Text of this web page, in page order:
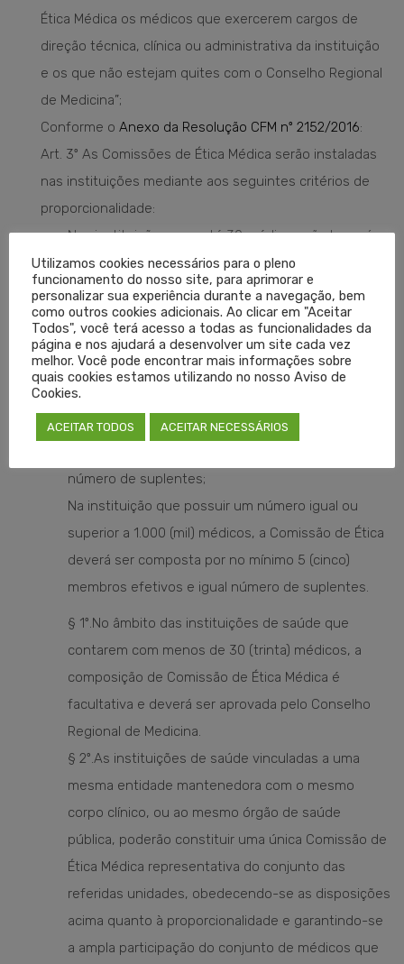
Ética Médica os médicos que exercerem cargos de
direção técnica, clínica ou administrativa da instituição
e os que não estejam quites com o Conselho Regional
de Medicina”;
Conforme o Anexo da Resolução CFM nº 2152/2016:
Art. 3º As Comissões de Ética Médica serão instaladas
nas instituições mediante aos seguintes critérios de
proporcionalidade:
Nas instituições com até 30 médicos não haverá a
obrigatoriedade de constituição de Comissão de
Ética Médica, cabendo ao diretor clínico, se houver,
ou ao diretor técnico, encaminhar as demandas
éticas ao Conselho Regional de Medicina;
Na instituição que possuir de 31 (trinta e um) a 999
(novecentos e noventa e nove) médicos, a
Comissão de Ética Médica deverá ser composta por
número de suplentes;
Na instituição que possuir um número igual ou
superior a 1.000 (mil) médicos, a Comissão de Ética
deverá ser composta por no mínimo 5 (cinco)
membros efetivos e igual número de suplentes.
§ 1º.No âmbito das instituições de saúde que
contarem com menos de 30 (trinta) médicos, a
composição de Comissão de Ética Médica é
facultativa e deverá ser aprovada pelo Conselho
Regional de Medicina.
§ 2º.As instituições de saúde vinculadas a uma
mesma entidade mantenedora com o mesmo
corpo clínico, ou ao mesmo órgão de saúde
pública, poderão constituir uma única Comissão de
Ética Médica representativa do conjunto das
referidas unidades, obedecendo-se as disposições
acima quanto à proporcionalidade e garantindo-se
a ampla participação do conjunto de médicos que
Utilizamos cookies necessários para o pleno
funcionamento do nosso site, para aprimorar e
personalizar sua experiência durante a navegação, bem
como outros cookies adicionais. Ao clicar em "Aceitar
Todos", você terá acesso a todas as funcionalidades da
página e nos ajudará a desenvolver um site cada vez
melhor. Você pode encontrar mais informações sobre
quais cookies estamos utilizando no nosso Aviso de
Cookies.
ACEITAR TODOS ACEITAR NECESSÁRIOS